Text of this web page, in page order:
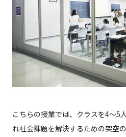
こちらの授業では、クラスを4〜5
れ社会課題を解決するための架空